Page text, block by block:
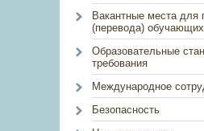
Вакантные места для
(перевода)
Образовательные
требования
Международное
Безопасность